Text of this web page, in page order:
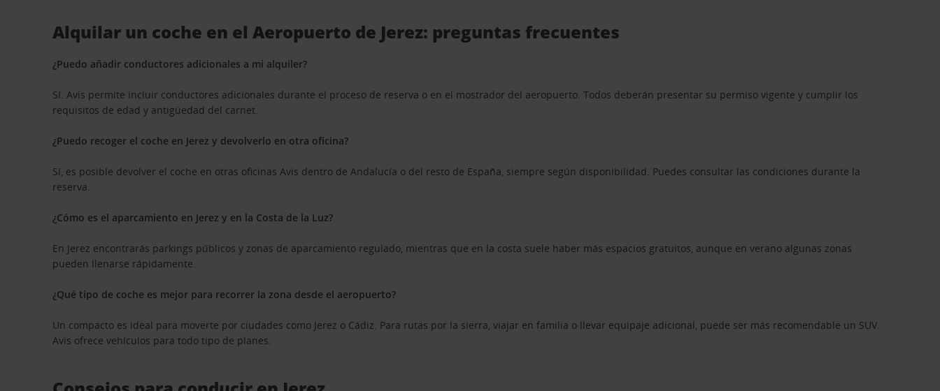
Alquilar un coche en el Aeropuerto de Jerez: preguntas frecuentes
¿Puedo añadir conductores adicionales a mi alquiler?
Sí. Avis permite incluir conductores adicionales durante el proceso de reserva o en el mostrador del aeropuerto. Todos deberán presentar su permiso vigente y cumplir los
requisitos de edad y antigüedad del carnet.
¿Puedo recoger el coche en Jerez y devolverlo en otra oficina?
Sí, es posible devolver el coche en otras oficinas Avis dentro de Andalucía o del resto de España, siempre según disponibilidad. Puedes consultar las condiciones durante la
reserva.
¿Cómo es el aparcamiento en Jerez y en la Costa de la Luz?
En Jerez encontrarás parkings públicos y zonas de aparcamiento regulado, mientras que en la costa suele haber más espacios gratuitos, aunque en verano algunas zonas
pueden llenarse rápidamente.
¿Qué tipo de coche es mejor para recorrer la zona desde el aeropuerto?
Un compacto es ideal para moverte por ciudades como Jerez o Cádiz. Para rutas por la sierra, viajar en familia o llevar equipaje adicional, puede ser más recomendable un SUV.
Avis ofrece vehículos para todo tipo de planes.